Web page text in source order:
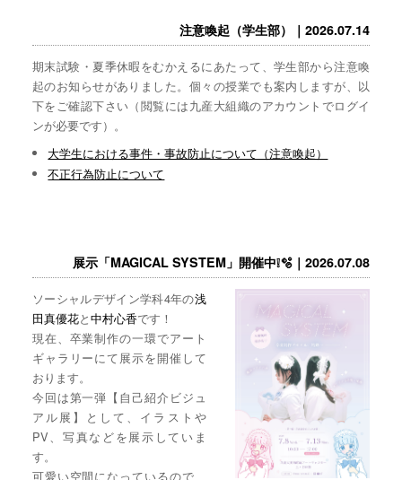
注意喚起（学生部）｜2026.07.14
期末試験・夏季休暇をむかえるにあたって、学生部から注意喚
起のお知らせがありました。個々の授業でも案内しますが、以
下をご確認下さい（閲覧には九産大組織のアカウントでログイ
ンが必要です）。
大学生における事件・事故防止について（注意喚起）
不正行為防止について
展示「MAGICAL SYSTEM」開催中❕🫧｜2026.07.08
ソーシャルデザイン学科4年の浅
田真優花と中村心香です！
現在、卒業制作の一環でアート
ギャラリーにて展示を開催して
おります。
今回は第一弾【自己紹介ビジュ
アル展】として、イラストや
PV、写真などを展示していま
す。
可愛い空間になっているので、